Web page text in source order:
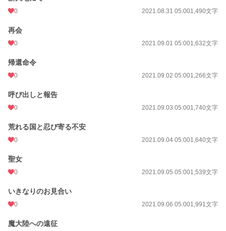
0 2021.08.31 05:001,490文字
再会
0 2021.09.01 05:001,632文字
帰還命令
0 2021.09.02 05:001,266文字
呼び出しと報告
0 2021.09.03 05:001,740文字
荒れる国と忍び寄る不安
0 2021.09.04 05:001,640文字
聖女
0 2021.09.05 05:001,539文字
いきなりのお見合い
0 2021.09.06 05:001,991文字
魔大陸への遠征